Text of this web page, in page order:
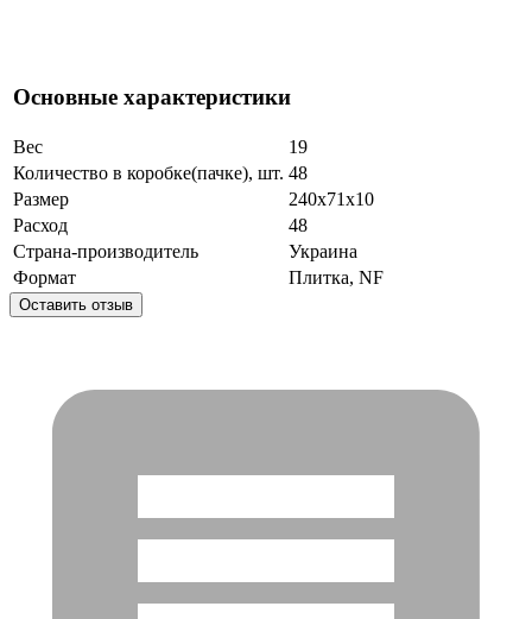
Основные характеристики
Вес
19
Количество в коробке(пачке), шт. 48
Размер
240x71x10
Расход
48
Страна-производитель
Украина
Формат
Плитка, NF
Оставить отзыв